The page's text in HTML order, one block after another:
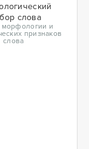
слова
морфологии и
признаков
слова